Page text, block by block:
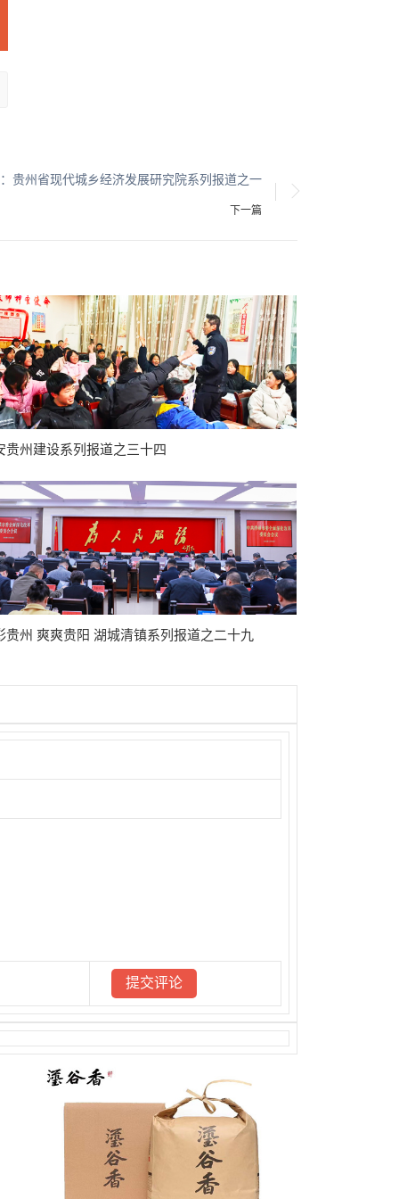
贵州省现代城乡经济发展研究院系列报道之一
下一篇
贵州建设系列报道之三十四
贵州 爽爽贵阳 湖城清镇系列报道之二十九